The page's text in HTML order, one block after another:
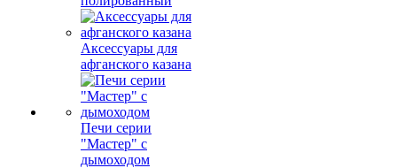
Аксессуары для
афганского казана
Печи серии
"Мастер" с
дымоходом